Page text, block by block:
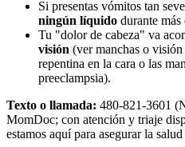
Si presentas vómitos tan
ningún líquido durante más
Tu "dolor de cabeza" va
visión (ver manchas o
repentina en la cara o las
preeclampsia).
Texto o llamada: 480-821-3601
MomDoc; con atención y triaje
estamos aquí para asegurar la